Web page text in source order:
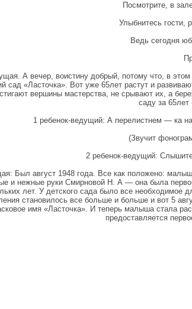
Посмотрите, в
Улыбнитесь гости,
Ведь сегодня
А вечер, воистину добрый, потому что, в
сад «Ласточка». Вот уже 65лет растут и
вершины мастерства, не срывают их, а
саду за 65лет
1 ребенок-ведущий: А перелистнем — ка
(Звучит
2 ребенок-ведущий:
Был август 1948 года. Все как положено:
и нежные руки Смирновой Н. А — она была
лет. У детского сада было все необходимое
становилось все больше и больше и вот 5
имя «Ласточка». И теперь малыша стала
предоставляется